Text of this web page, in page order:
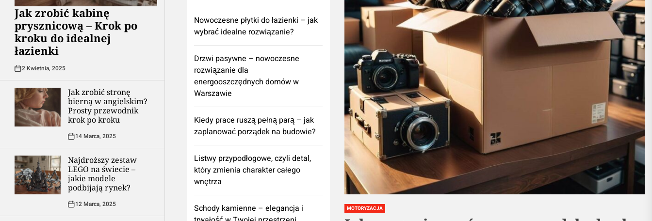
Jak zrobić kabinę
prysznicową – Krok po
kroku do idealnej
łazienki
2 Kwietnia, 2025
Jak zrobić stronę
bierną w angielskim?
Prosty przewodnik
krok po kroku
14 Marca, 2025
Najdroższy zestaw
LEGO na świecie –
jakie modele
podbijają rynek?
12 Marca, 2025
MOTORYZACJA
Nowoczesne płytki do łazienki – jak
wybrać idealne rozwiązanie?
Drzwi pasywne – nowoczesne
rozwiązanie dla
energooszczędnych domów w
Warszawie
Kiedy prace ruszą pełną parą – jak
zaplanować porządek na budowie?
Listwy przypodłogowe, czyli detal,
który zmienia charakter całego
wnętrza
Schody kamienne – elegancja i